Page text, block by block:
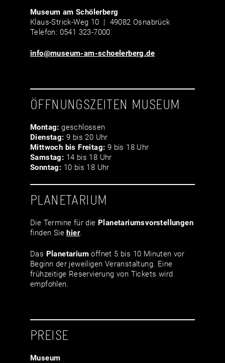
Museum am Schölerberg
Klaus-Strick-Weg 10 | 49082 Osnabrück
Telefon: 0541 323-7000
info@museum-am-schoelerberg.de
ÖFFNUNGSZEITEN MUSEUM
Montag: geschlossen
Dienstag: 9 bis 20 Uhr
Mittwoch bis Freitag: 9 bis 18 Uhr
Samstag: 14 bis 18 Uhr
Sonntag: 10 bis 18 Uhr
PLANETARIUM
Die Termine für die Planetariumsvor­stellungen
finden Siehier.
Das Planetarium öffnet 5 bis 10 Minuten vor
Beginn der jeweiligen Veranstaltung. Eine
frühzeitige Reservierung von Tickets wird
empfohlen.
PREISE
Museum